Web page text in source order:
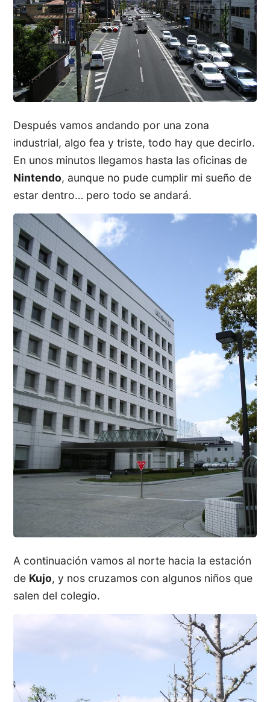
Después vamos andando por una zona
industrial, algo fea y triste, todo hay que decirlo.
En unos minutos llegamos hasta las oficinas de
Nintendo, aunque no pude cumplir mi sueño de
estar dentro… pero todo se andará.
A continuación vamos al norte hacia la estación
de Kujo, y nos cruzamos con algunos niños que
salen del colegio.